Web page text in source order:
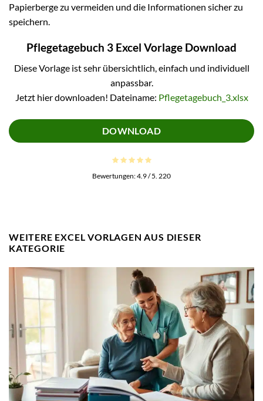
Papierberge zu vermeiden und die Informationen sicher zu
speichern.
Pflegetagebuch 3 Excel Vorlage Download
Diese Vorlage ist sehr übersichtlich, einfach und individuell
anpassbar.
Jetzt hier downloaden! Dateiname: Pflegetagebuch_3.xlsx
DOWNLOAD
Bewertungen:4.9/ 5. 220
WEITERE EXCEL VORLAGEN AUS DIESER
KATEGORIE